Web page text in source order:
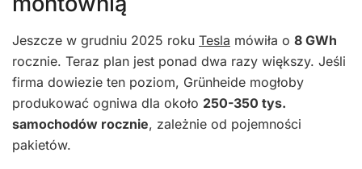
Jeszcze w grudniu 2025 roku Tesla mówiła o 8 GWh
rocznie. Teraz plan jest ponad dwa razy większy. Jeśli
firma dowiezie ten poziom, Grünheide mogłoby
produkować ogniwa dla około 250-350 tys.
samochodów rocznie, zależnie od pojemności
pakietów.